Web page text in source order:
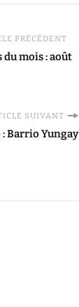
PRÉCÉDENT
mois : août
SUIVANT
Barrio Yungay